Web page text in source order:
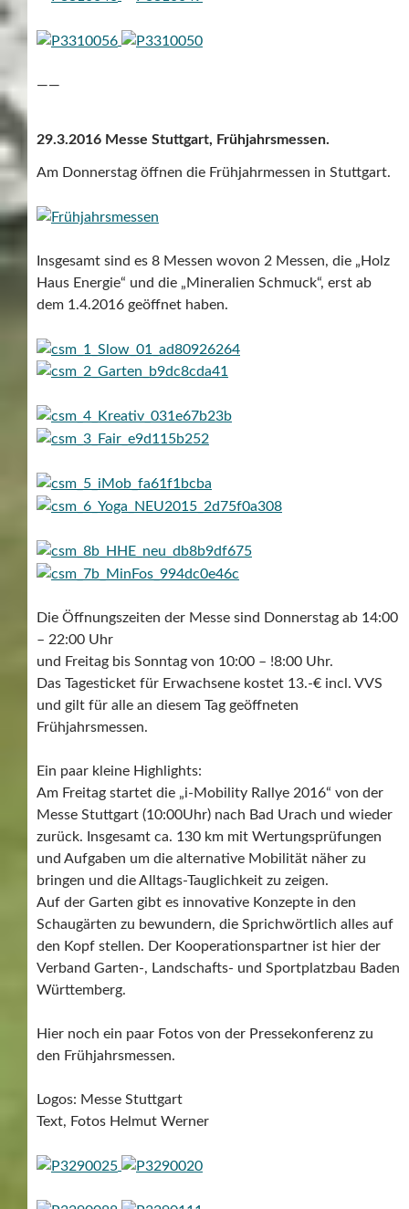
——
29.3.2016 Messe Stuttgart, Frühjahrsmessen.
Am Donnerstag öffnen die Frühjahrmessen in Stuttgart.
Insgesamt sind es 8 Messen wovon 2 Messen, die „Holz
Haus Energie“ und die „Mineralien Schmuck“, erst ab
dem 1.4.2016 geöffnet haben.
Die Öffnungszeiten der Messe sind Donnerstag ab 14:00
– 22:00 Uhr
und Freitag bis Sonntag von 10:00 – !8:00 Uhr.
Das Tagesticket für Erwachsene kostet 13.-€ incl. VVS
und gilt für alle an diesem Tag geöffneten
Frühjahrsmessen.
Ein paar kleine Highlights:
Am Freitag startet die „i-Mobility Rallye 2016“ von der
Messe Stuttgart (10:00Uhr) nach Bad Urach und wieder
zurück. Insgesamt ca. 130 km mit Wertungsprüfungen
und Aufgaben um die alternative Mobilität näher zu
bringen und die Alltags-Tauglichkeit zu zeigen.
Auf der Garten gibt es innovative Konzepte in den
Schaugärten zu bewundern, die Sprichwörtlich alles auf
den Kopf stellen. Der Kooperationspartner ist hier der
Verband Garten-, Landschafts- und Sportplatzbau Baden
Württemberg.
Hier noch ein paar Fotos von der Pressekonferenz zu
den Frühjahrsmessen.
Logos: Messe Stuttgart
Text, Fotos Helmut Werner